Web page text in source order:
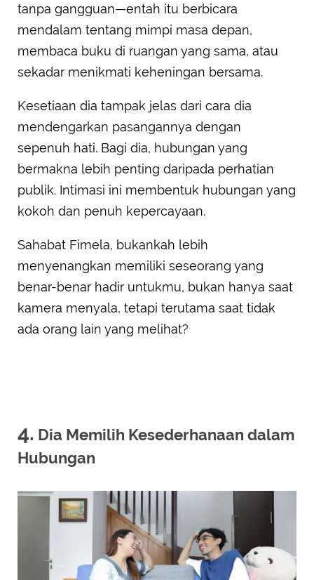
tanpa gangguan—entah itu berbicara
mendalam tentang mimpi masa depan,
membaca buku di ruangan yang sama, atau
sekadar menikmati keheningan bersama.
Kesetiaan dia tampak jelas dari cara dia
mendengarkan pasangannya dengan
sepenuh hati. Bagi dia, hubungan yang
bermakna lebih penting daripada perhatian
publik. Intimasi ini membentuk hubungan yang
kokoh dan penuh kepercayaan.
Sahabat Fimela, bukankah lebih
menyenangkan memiliki seseorang yang
benar-benar hadir untukmu, bukan hanya saat
kamera menyala, tetapi terutama saat tidak
ada orang lain yang melihat?
4. Dia Memilih Kesederhanaan dalam
Hubungan